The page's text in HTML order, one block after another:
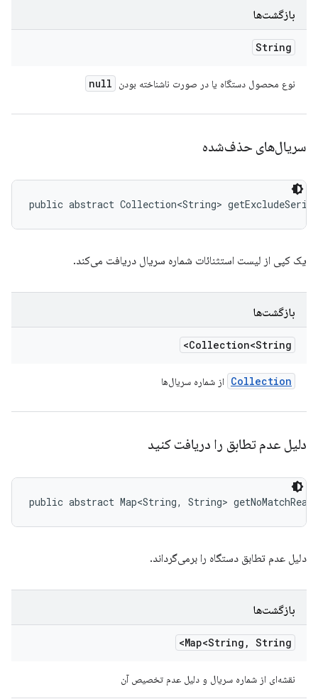
بازگشت‌ها
String
نوع محصول دستگاه یا در صورت ناشناخته بودن null
سریال‌های حذف‌شده
public abstract Collection<String>
یک کپی از لیست استثنائات شماره سریال دریافت می‌کند.
بازگشت‌ها
Collection<String>
Collection از شماره سریال‌ها
دلیل عدم تطابق را دریافت کنید
public abstract Map<String, String>
دلیل عدم تطابق دستگاه را برمی‌گرداند.
بازگشت‌ها
Map<String , String>
نقشه‌ای از شماره سریال و دلیل عدم تخصیص آن